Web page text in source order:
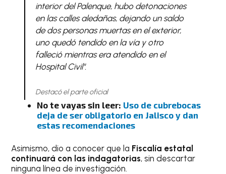
interior del Palenque, hubo detonaciones
en las calles aledañas, dejando un saldo
de dos personas muertas en el exterior,
uno quedó tendido en la vía y otro
falleció mientras era atendido en el
Hospital Civil".
Destacó el parte oficial
No te vayas sin leer: Uso de cubrebocas
deja de ser obligatorio en Jalisco y dan
estas recomendaciones
Asimismo, dio a conocer que la Fiscalía estatal
continuará con las indagatorias, sin descartar
ninguna línea de investigación.